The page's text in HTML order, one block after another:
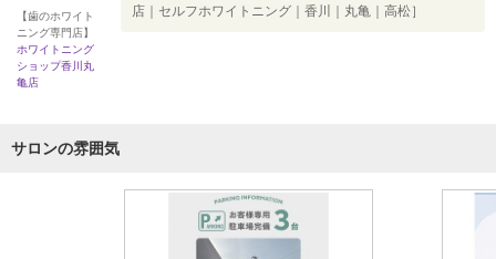
【歯のホワイト
ニング専門店】
ホワイトニング
ショップ香川丸
亀店
店｜セルフホワイトニング｜香川｜丸亀｜高松］
サロンの雰囲気